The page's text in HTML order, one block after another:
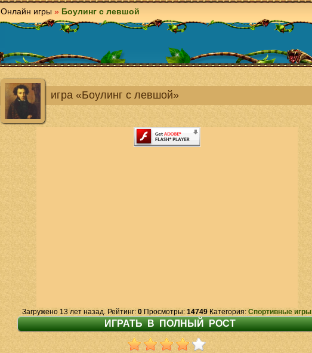
Онлайн игры » Боулинг с левшой
игра «Боулинг с левшой»
Загружено 13 лет назад. Рейтинг: 0 Просмотры: 14749 Категория: Спортивные игры